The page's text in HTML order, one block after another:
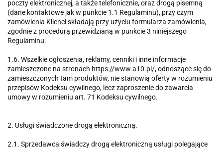
poczty elektronicznej, a także telefonicznie, oraz drogą pisemną
(dane kontaktowe jak w punkcie 1.1 Regulaminu), przy czym
zamówienia Klienci składają przy użyciu formularza zamówienia,
zgodnie z procedurą przewidzianą w punkcie 3 niniejszego
Regulaminu.
1.6. Wszelkie ogłoszenia, reklamy, cenniki i inne informacje
zamieszczone na stronach https://www.a10.pl/, odnoszące się do
zamieszczonych tam produktów, nie stanowią oferty w rozumieniu
przepisów Kodeksu cywilnego, lecz zaproszenie do zawarcia
umowy w rozumieniu art. 71 Kodeksu cywilnego.
2. Usługi świadczone drogą elektroniczną.
2.1. Sprzedawca świadczy drogą elektroniczną usługi polegające